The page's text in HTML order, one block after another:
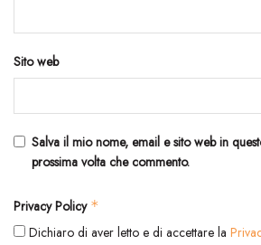
Sito web
Salva il mio nome, email e sito web in
prossima volta che commento.
Privacy Policy *
Dichiaro di aver letto e di accettare la